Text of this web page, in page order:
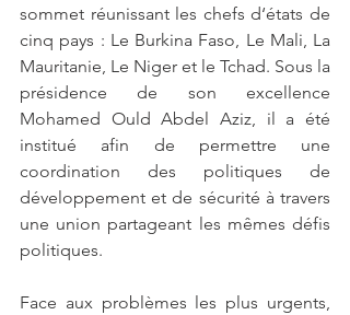
sommet réunissant les chefs d‘états de
cinq pays : Le Burkina Faso, Le Mali, La
Mauritanie, Le Niger et le Tchad. Sous la
présidence de son excellence
Mohamed Ould Abdel Aziz, il a été
institué afin de permettre une
coordination des politiques de
développement et de sécurité à travers
une union partageant les mêmes défis
politiques.
Face aux problèmes les plus urgents,